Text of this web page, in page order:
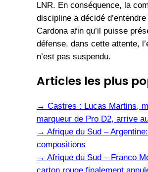
LNR. En conséquence, la
discipline a décidé
Cardona afin qu’il puisse
défense, dans cette attente,
n’est pas suspendu.
Articles les plus
→ Castres : Lucas Martins,
marqueur de Pro D2, arrive
→ Afrique du Sud –
compositions
→ Afrique du Sud – Franco
carton rouge finalement